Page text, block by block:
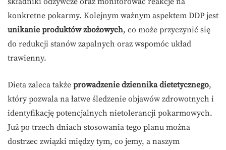
konkretne pokarmy. Kolejnym ważnym aspektem DDP jest
unikanie produktów zbożowych, co może przyczynić się
do redukcji stanów zapalnych oraz wspomóc układ
trawienny.
Dieta zaleca także prowadzenie dziennika dietetycznego,
który pozwala na łatwe śledzenie objawów zdrowotnych i
identyfikację potencjalnych nietolerancji pokarmowych.
Już po trzech dniach stosowania tego planu można
dostrzec związki między tym, co jemy, a naszym